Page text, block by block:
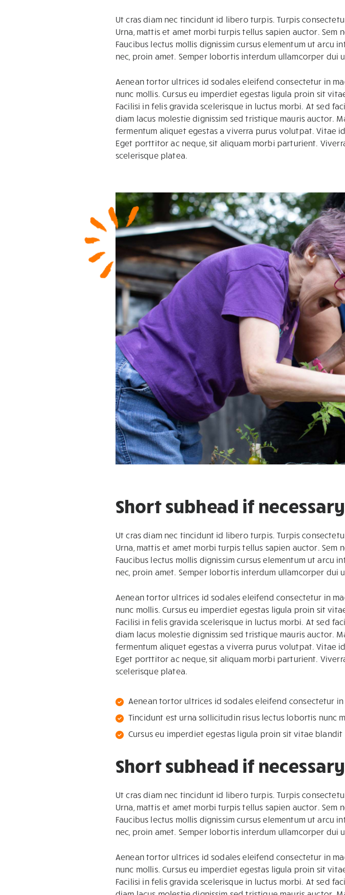
Ut cras diam nec tincidunt id libero turpis. Turpis
Urna, mattis et amet morbi turpis tellus sapien auctor.
Faucibus lectus mollis dignissim cursus elementum ut arcu
nec, proin amet. Semper lobortis interdum ullamcorper dui
Aenean tortor ultrices id sodales eleifend consectetur in
nunc mollis. Cursus eu imperdiet egestas ligula proin sit
Facilisi in felis gravida scelerisque in luctus morbi. At sed
diam lacus molestie dignissim sed tristique mauris auctor.
fermentum aliquet egestas a viverra purus volutpat. Vitae
Eget porttitor ac neque, sit aliquam morbi parturient.
scelerisque platea.
Short subhead if necessary
Ut cras diam nec tincidunt id libero turpis. Turpis
Urna, mattis et amet morbi turpis tellus sapien auctor.
Faucibus lectus mollis dignissim cursus elementum ut arcu
nec, proin amet. Semper lobortis interdum ullamcorper dui
Aenean tortor ultrices id sodales eleifend consectetur in
nunc mollis. Cursus eu imperdiet egestas ligula proin sit
Facilisi in felis gravida scelerisque in luctus morbi. At sed
diam lacus molestie dignissim sed tristique mauris auctor.
fermentum aliquet egestas a viverra purus volutpat. Vitae
Eget porttitor ac neque, sit aliquam morbi parturient.
scelerisque platea.
Aenean tortor ultrices id sodales eleifend consectetur in
Tincidunt est urna sollicitudin risus lectus lobortis nunc
Cursus eu imperdiet egestas ligula proin sit vitae blandit
Short subhead if necessary
Ut cras diam nec tincidunt id libero turpis. Turpis
Urna, mattis et amet morbi turpis tellus sapien auctor.
Faucibus lectus mollis dignissim cursus elementum ut arcu
nec, proin amet. Semper lobortis interdum ullamcorper dui
Aenean tortor ultrices id sodales eleifend consectetur in
nunc mollis. Cursus eu imperdiet egestas ligula proin sit
Facilisi in felis gravida scelerisque in luctus morbi. At sed